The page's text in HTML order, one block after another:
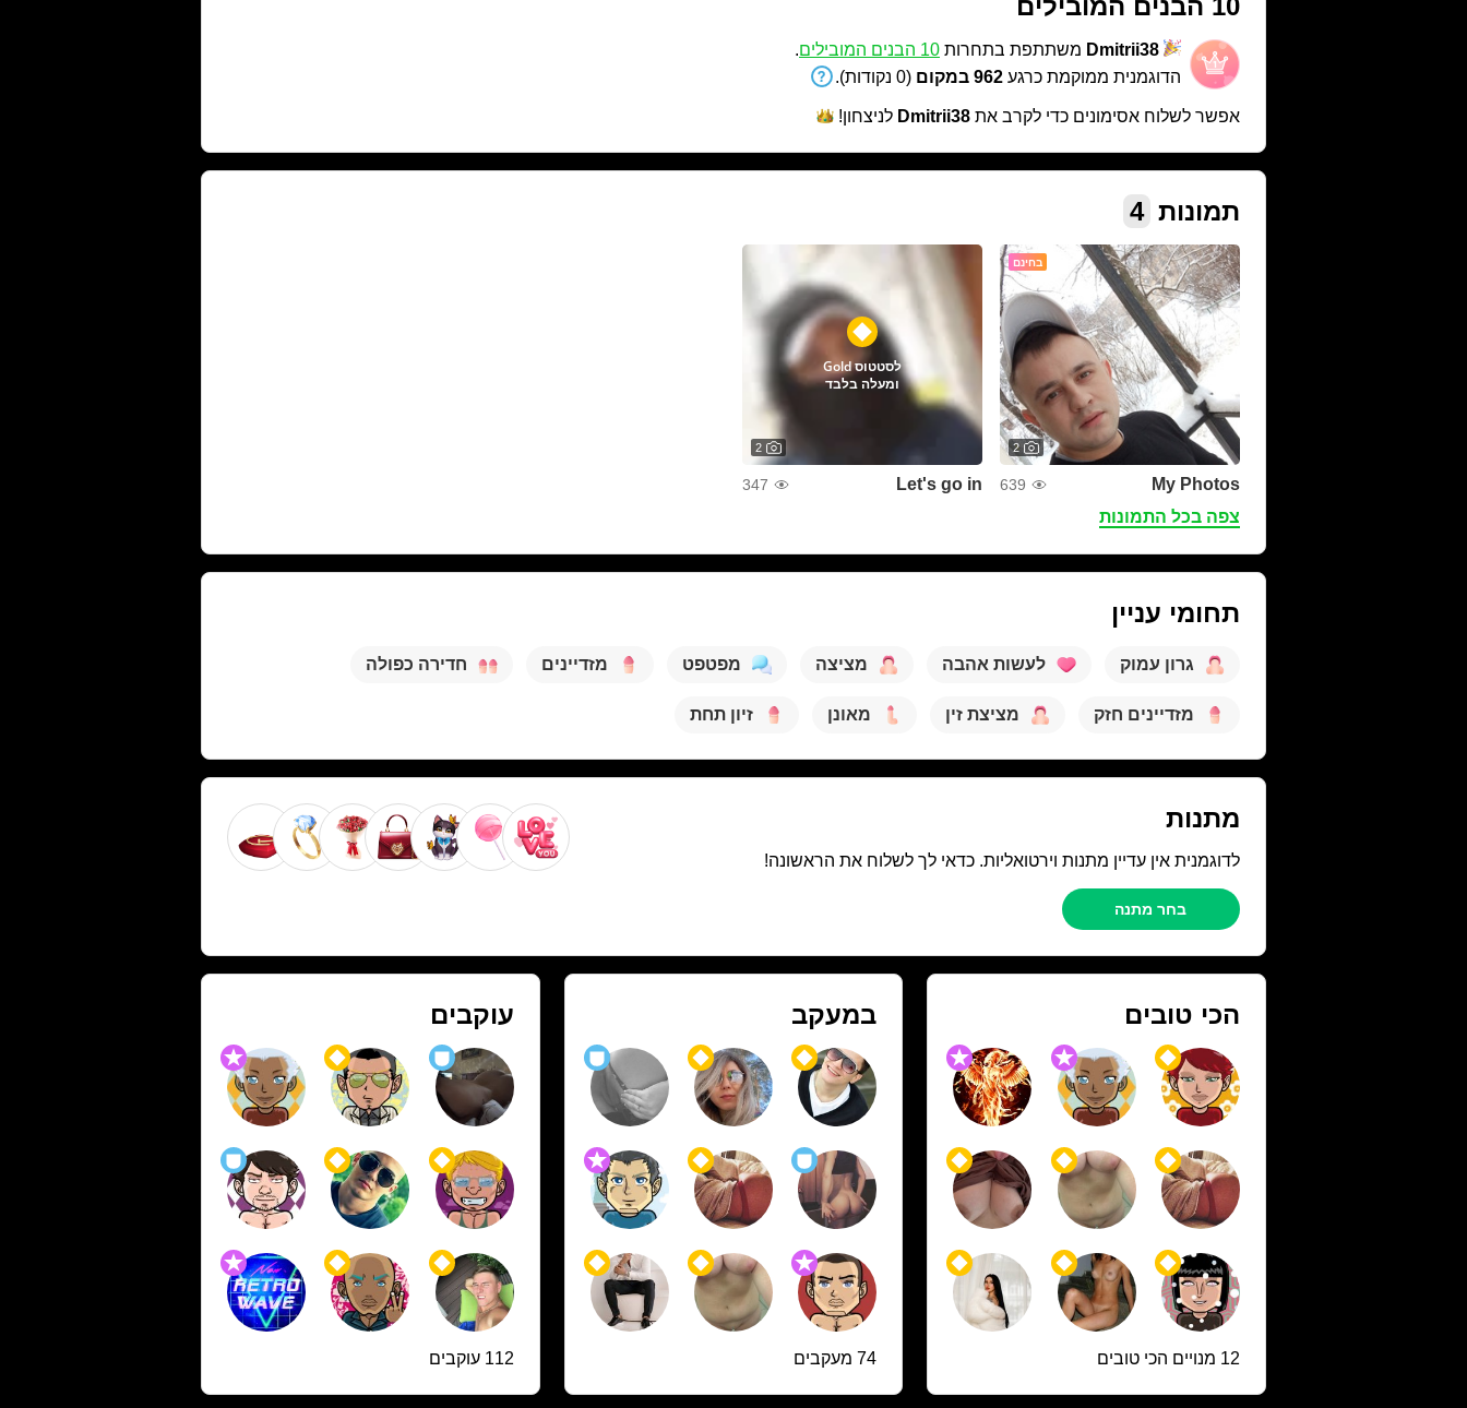
10 הבנים המובילים
Dmitrii38 משתתפת בתחרות 10 הבנים המובילים
.
הדוגמנית ממוקמת כרגע 962 במקום (0 נקודות).
אפשר לשלוח אסימונים כדי לקרב את Dmitrii38 לניצחון!
תמונות 4
בחינם
2
My Photos
639
לסטטוס Gold
ומעלה בלבד
2
Let's go in
347
צפה בכל התמונות
תחומי עניין
גרון עמוק לעשות אהבה מציצה מפטפט מזדיינים חדירה כפולה
מזדיינים חזק מציצת זין מאונן זיון תחת
מתנות
לדוגמנית אין עדיין מתנות וירטואליות. כדאי לך לשלוח את הראשונה!
בחר מתנה
הכי טובים
12 מנויים הכי טובים
במעקב
74 מעקבים
עוקבים
112 עוקבים